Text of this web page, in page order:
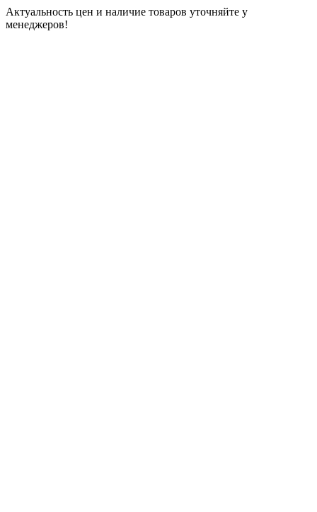
Актуальность цен и наличие товаров уточняйте у
менеджеров!